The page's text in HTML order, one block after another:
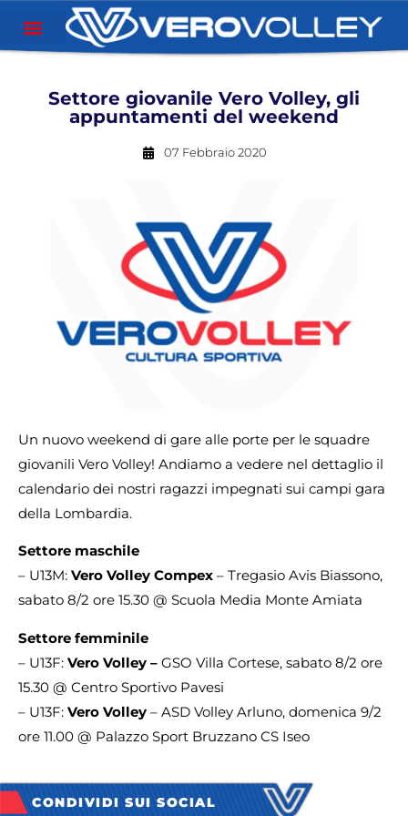
Settore giovanile Vero Volley, gli
appuntamenti del weekend
07 Febbraio 2020
Un nuovo weekend di gare alle porte per le squadre
giovanili Vero Volley! Andiamo a vedere nel dettaglio il
calendario dei nostri ragazzi impegnati sui campi gara
della Lombardia.
Settore maschile
– U13M: Vero Volley Compex – Tregasio Avis Biassono,
sabato 8/2 ore 15.30 @ Scuola Media Monte Amiata
Settore femminile
– U13F: Vero Volley – GSO Villa Cortese, sabato 8/2 ore
15.30 @ Centro Sportivo Pavesi
– U13F: Vero Volley – ASD Volley Arluno, domenica 9/2
ore 11.00 @ Palazzo Sport Bruzzano CS Iseo
CONDIVIDI SUI SOCIAL